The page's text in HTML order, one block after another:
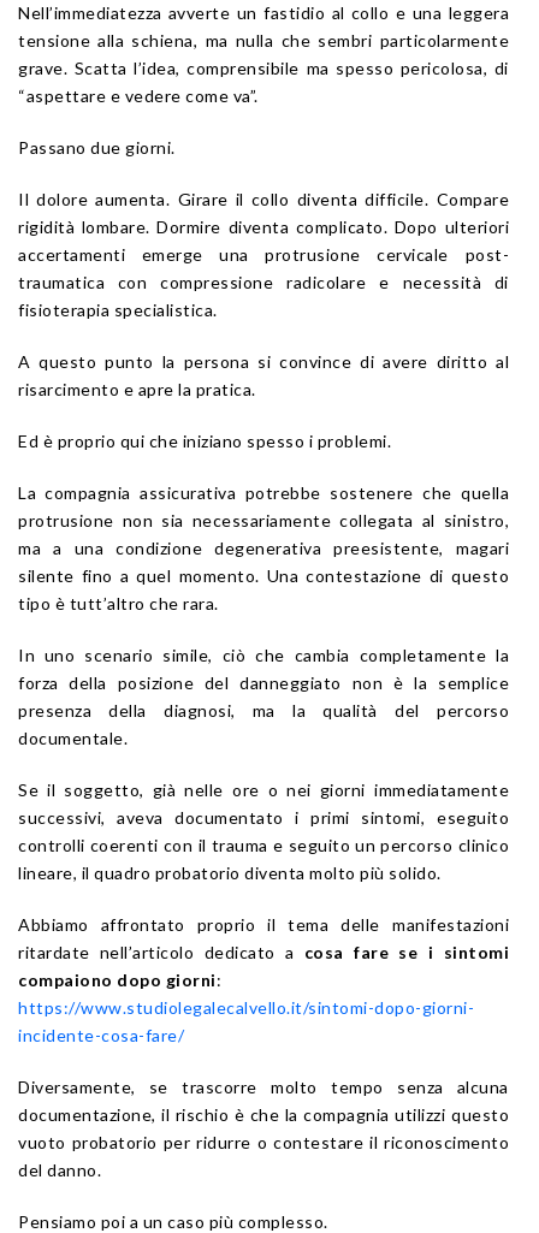
Nell’immediatezza avverte un fastidio al collo e una leggera
tensione alla schiena, ma nulla che sembri particolarmente
grave. Scatta l’idea, comprensibile ma spesso pericolosa, di
“aspettare e vedere come va”.
Passano due giorni.
Il dolore aumenta. Girare il collo diventa difficile. Compare
rigidità lombare. Dormire diventa complicato. Dopo ulteriori
accertamenti emerge una protrusione cervicale post-
traumatica con compressione radicolare e necessità di
fisioterapia specialistica.
A questo punto la persona si convince di avere diritto al
risarcimento e apre la pratica.
Ed è proprio qui che iniziano spesso i problemi.
La compagnia assicurativa potrebbe sostenere che quella
protrusione non sia necessariamente collegata al sinistro,
ma a una condizione degenerativa preesistente, magari
silente fino a quel momento. Una contestazione di questo
tipo è tutt’altro che rara.
In uno scenario simile, ciò che cambia completamente la
forza della posizione del danneggiato non è la semplice
presenza della diagnosi, ma la qualità del percorso
documentale.
Se il soggetto, già nelle ore o nei giorni immediatamente
successivi, aveva documentato i primi sintomi, eseguito
controlli coerenti con il trauma e seguito un percorso clinico
lineare, il quadro probatorio diventa molto più solido.
Abbiamo affrontato proprio il tema delle manifestazioni
ritardate nell’articolo dedicato a cosa fare se i sintomi
compaiono dopo giorni:
https://www.studiolegalecalvello.it/sintomi-dopo-giorni-
incidente-cosa-fare/
Diversamente, se trascorre molto tempo senza alcuna
documentazione, il rischio è che la compagnia utilizzi questo
vuoto probatorio per ridurre o contestare il riconoscimento
del danno.
Pensiamo poi a un caso più complesso.